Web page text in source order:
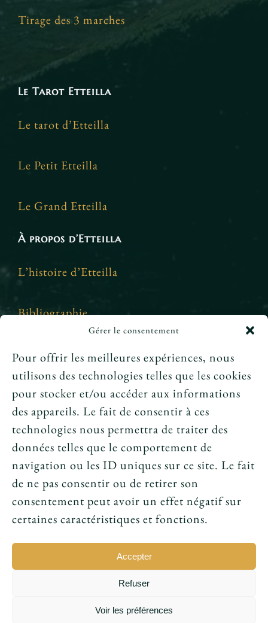
Gérer le consentement
Pour offrir les meilleures expériences, nous
utilisons des technologies telles que les cookies
pour stocker et/ou accéder aux informations
des appareils. Le fait de consentir à ces
technologies nous permettra de traiter des
données telles que le comportement de
navigation ou les ID uniques sur ce site. Le fait
de ne pas consentir ou de retirer son
consentement peut avoir un effet négatif sur
certaines caractéristiques et fonctions.
Accepter
Refuser
Voir les préférences
Tirage des 3 marches
Le Tarot Etteilla
Le tarot d’Etteilla
Le Petit Etteilla
Le Grand Etteilla
À propos d’Etteilla
L’histoire d’Etteilla
Bibliographie
Crédits et mentions légales
Le tarot peut-il annoncer une rencontre
amoureuse ?
Peut-on prouver que le tarot fonctionne ?
Le tarot avant l’ésotérisme : un simple jeu ?
© 2016 - 2026 • Conception parSukellos - Agence web